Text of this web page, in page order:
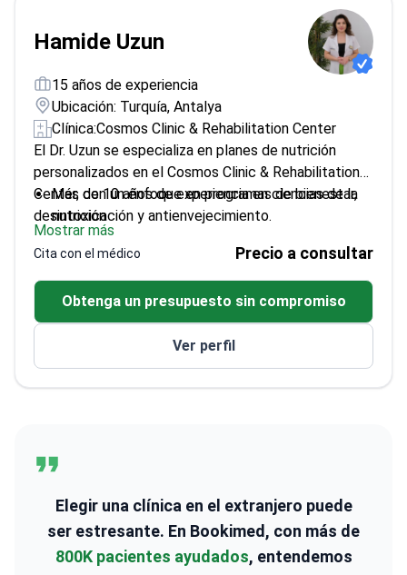
Hamide Uzun
15 años de experiencia
Ubicación: Turquía, Antalya
Clínica:Cosmos Clinic & Rehabilitation Center
El Dr. Uzun se especializa en planes de nutrición
personalizados en el Cosmos Clinic & Rehabilitation
Center, con un enfoque en programas de bienestar,
desintoxicación y antienvejecimiento.
Más de 10 años de experiencia en ciencias de la
nutrición
Actualmente cursa un doctorado para mantenerse
al día con las últimas investigaciones
Se centra en cambios de estilo de vida
sostenibles para la salud a largo plazo
Graduada de la Facultad de Ciencias de la Salud
de la Universidad de Erciyes
Mostrar más
Cita con el médico Precio a consultar
Obtenga un presupuesto sin compromiso
Ver perfil
Elegir una clínica en el extranjero puede
ser estresante. En Bookimed, con más de
800K pacientes ayudados, entendemos